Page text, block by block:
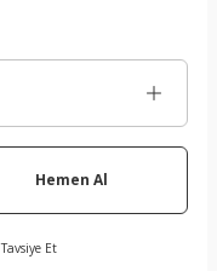
Hemen Al
Tavsiye Et